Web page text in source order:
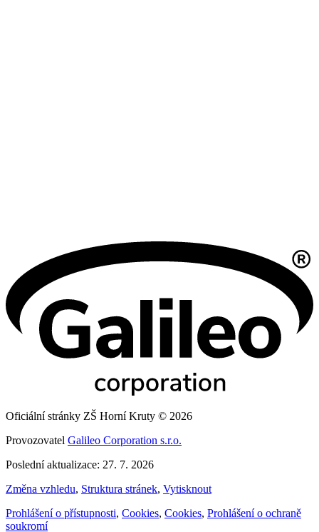
Oficiální stránky ZŠ Horní Kruty © 2026
Provozovatel Galileo Corporation s.r.o.
Poslední aktualizace: 27. 7. 2026
Změna vzhledu, Struktura stránek, Vytisknout
Prohlášení o přístupnosti, Cookies, Cookies, Prohlášení o ochraně
soukromí